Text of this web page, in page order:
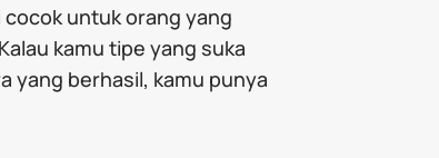
cocok untuk orang yang
kamu tipe yang suka
yang berhasil, kamu punya